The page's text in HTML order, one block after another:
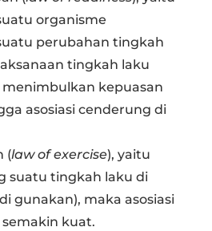
organisme
perubahan tingkah
tingkah laku
kepuasan
asosiasi cenderung di
(law of exercise), yaitu
suatu tingkah laku di
gunakan), maka asosiasi
kuat.